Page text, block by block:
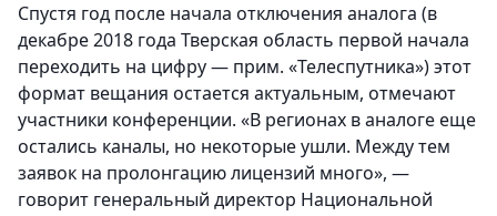
Спустя год после начала отключения аналога (в
декабре 2018 года Тверская область первой начала
переходить на цифру — прим. «Телеспутника») этот
формат вещания остается актуальным, отмечают
участники конференции. «В регионах в аналоге еще
остались каналы, но некоторые ушли. Между тем
заявок на пролонгацию лицензий много», —
говорит генеральный директор Национальной